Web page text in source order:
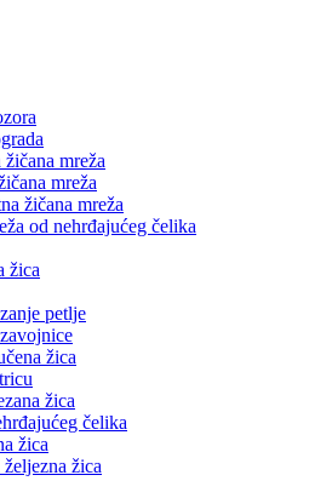
mreža
mreža
žičana mreža
od nehrđajućeg čelika
žica
petlje
žica
žica
čelika
žica
žica